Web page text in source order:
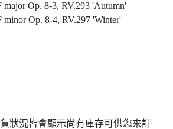
major Op. 8-3, RV.293 'Autumn'
minor Op. 8-4, RV.297 'Winter'
狀況皆會顯示尚有庫存可供您來訂